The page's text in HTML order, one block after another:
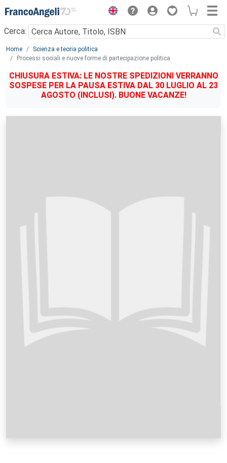
Menu
Cerca:
Main content
Home
Scienza e teoria politica
Processi sociali e nuove forme di partecipazione politica
CHIUSURA ESTIVA: LE NOSTRE SPEDIZIONI VERRANNO
SOSPESE PER LA PAUSA ESTIVA DAL 30 LUGLIO AL 23
AGOSTO (INCLUSI). BUONE VACANZE!